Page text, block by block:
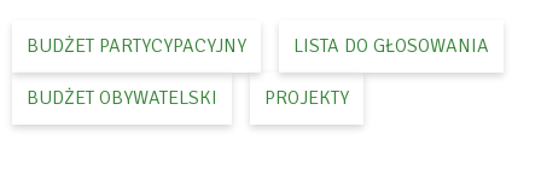
BUDŻET PARTYCYPACYJNY LISTA DO GŁOSOWANIA
BUDŻET OBYWATELSKI PROJEKTY